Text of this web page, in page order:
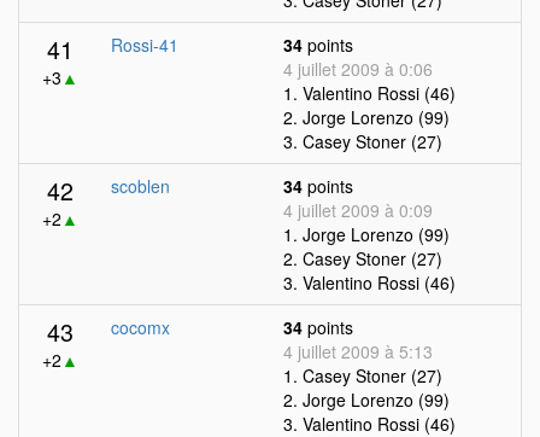
41
+3 ▲
Rossi-41 34 points
4 juillet 2009 à 0:06
1. Valentino Rossi (46)
2. Jorge Lorenzo (99)
3. Casey Stoner (27)
42
+2 ▲
scoblen 34 points
4 juillet 2009 à 0:09
1. Jorge Lorenzo (99)
2. Casey Stoner (27)
3. Valentino Rossi (46)
43
+2 ▲
cocomx 34 points
4 juillet 2009 à 5:13
1. Casey Stoner (27)
2. Jorge Lorenzo (99)
3. Valentino Rossi (46)